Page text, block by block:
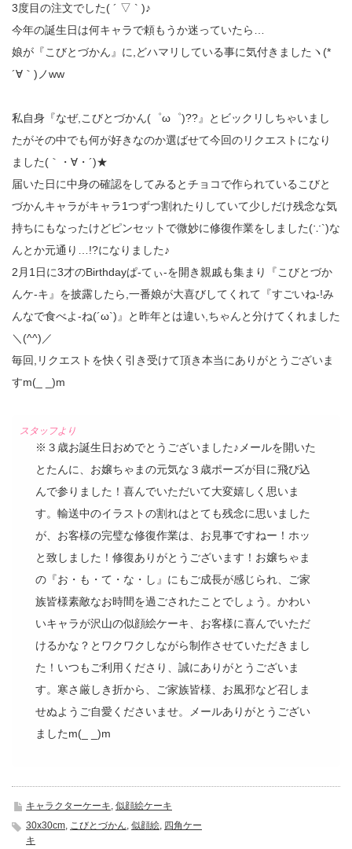
3度目の注文でした( ´ ▽ ` )♪
今年の誕生日は何キャラで頼もうか迷っていたら…
娘が『こびとづかん』に,どハマリしている事に気付きましたヽ(*
´∀｀)ノww
私自身『なぜ,こびとづかん(゜ω゜)??』とビックリしちゃいまし
たがその中でも何が好きなのか選ばせて今回のリクエストになり
ました(｀・∀・´)★
届いた日に中身の確認をしてみるとチョコで作られているこびと
づかんキャラがキャラ1つずつ割れたりしていて少しだけ残念な気
持ちにもなったけどピンセットで微妙に修復作業をしました(∵`)な
んとか元通り…!?になりました♪
2月1日に3才のBirthdayぱ‐てぃ‐を開き親戚も集まり『こびとづか
んケ‐キ』を披露したら,一番娘が大喜びしてくれて『すごいね‐!み
んなで食べよ‐ね(´ω`)』と昨年とは違い,ちゃんと分けてくれました
＼(^^)／
毎回,リクエストを快く引き受けて頂き本当にありがとうございま
すm(_ _)m
※３歳お誕生日おめでとうございました♪メールを開いた
とたんに、お嬢ちゃまの元気な３歳ポーズが目に飛び込
んで参りました！喜んでいただいて大変嬉しく思いま
す。輸送中のイラストの割れはとても残念に思いました
が、お客様の完璧な修復作業は、お見事ですねー！ホッ
と致しました！修復ありがとうございます！お嬢ちゃま
の『お・も・て・な・し』にもご成長が感じられ、ご家
族皆様素敵なお時間を過ごされたことでしょう。かわい
いキャラが沢山の似顔絵ケーキ、お客様に喜んでいただ
けるかな？とワクワクしながら制作させていただきまし
た！いつもご利用くださり、誠にありがとうございま
す。寒さ厳しき折から、ご家族皆様、お風邪など召しま
せぬようご自愛くださいませ。メールありがとうござい
ましたm(_ _)m
キャラクターケーキ 似顔絵ケーキ
30x30cm
こびとづかん 似顔絵 四角ケー
キ